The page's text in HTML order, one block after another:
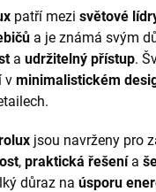
patří mezi světové
a je známá svým
a udržitelný přístup.
v minimalistickém
jsou navrženy pro
, praktická řešenía
důraz na úsporu